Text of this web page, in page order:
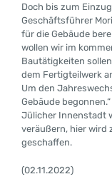
Doch bis zum
Geschäftsführer
für die Gebäude
wollen wir im
Bautätigkeiten
dem Fertigteilwerk
Um den
Gebäude
Jülicher Innenstadt
veräußern, hier wird
geschaffen.
(02.11.2022)